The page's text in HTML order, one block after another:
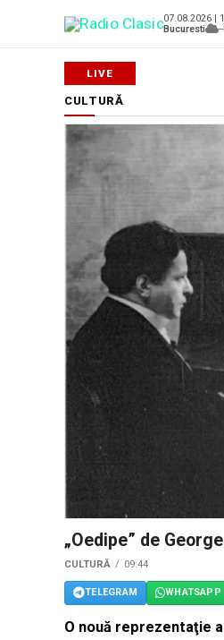
07.08.2026 |
Bucuresti
CULTURĂ
„Oedipe” de
CULTURĂ 09:44
TELEGRAM WHATSAPP
O nouă reprezentaţie